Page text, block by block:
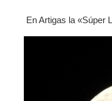
En Artigas la «Súper